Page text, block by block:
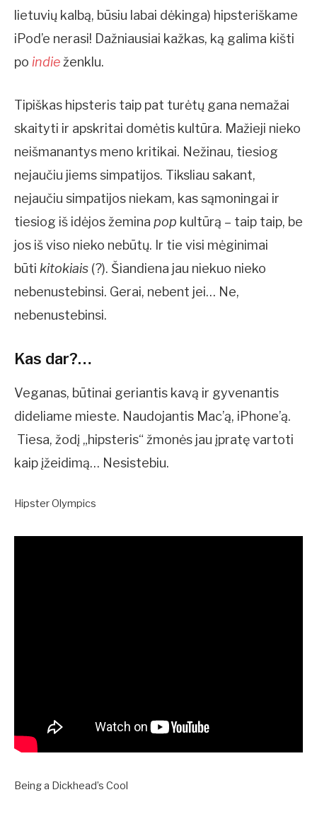
lietuvių kalbą, būsiu labai dėkinga) hipsteriškame
iPod’e nerasi! Dažniausiai kažkas, ką galima kišti
po indie ženklu.
Tipiškas hipsteris taip pat turėtų gana nemažai
skaityti ir apskritai domėtis kultūra. Mažieji nieko
neišmanantys meno kritikai. Nežinau, tiesiog
nejaučiu jiems simpatijos. Tiksliau sakant,
nejaučiu simpatijos niekam, kas sąmoningai ir
tiesiog iš idėjos žemina pop kultūrą – taip taip, be
jos iš viso nieko nebūtų. Ir tie visi mėginimai
būti kitokiais (?). Šiandiena jau niekuo nieko
nebenustebinsi. Gerai, nebent jei… Ne,
nebenustebinsi.
Kas dar?…
Veganas, būtinai geriantis kavą ir gyvenantis
dideliame mieste. Naudojantis Mac’ą, iPhone’ą.
Tiesa, žodį „hipsteris“ žmonės jau įpratę vartoti
kaip įžeidimą… Nesistebiu.
Hipster Olympics
Being a Dickhead’s Cool